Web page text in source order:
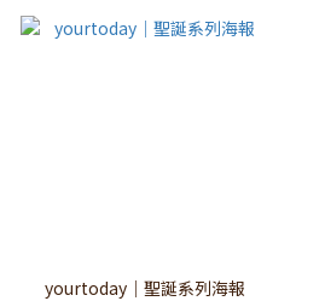
yourtoday｜聖誕系列海報